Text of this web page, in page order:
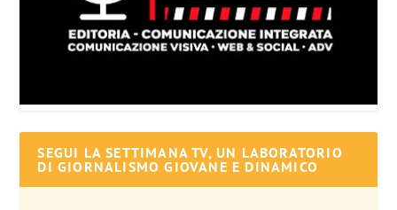
SEGUI LA SETTIMANA TV, UN LABORATORIO
DI GIORNALISMO GIOVANE E DINAMICO